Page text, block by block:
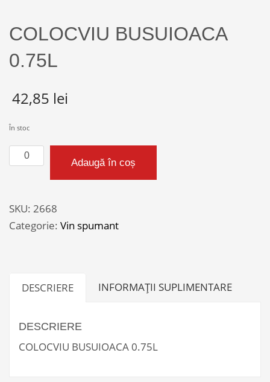
COLOCVIU BUSUIOACA
0.75L
42,85 lei
În stoc
Cantitate
COLOCVIU
0.75L
Adaugă în coș
SKU: 2668
Categorie: Vin spumant
DESCRIERE INFORMAȚII SUPLIMENTARE
DESCRIERE
COLOCVIU BUSUIOACA 0.75L